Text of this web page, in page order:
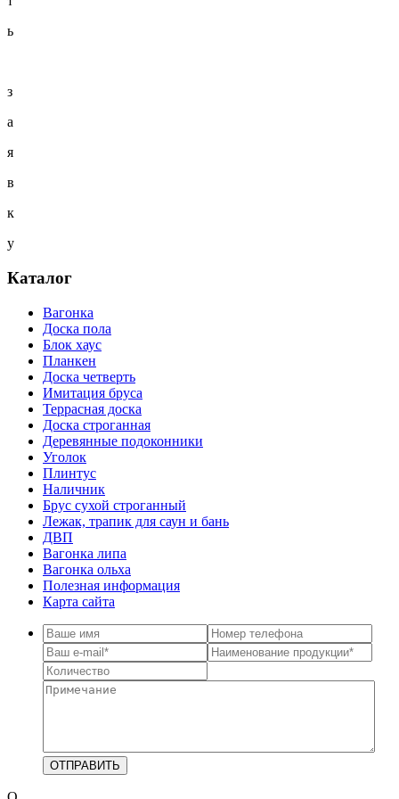
ь
з
а
я
в
к
у
Каталог
Вагонка
Доска пола
Блок хаус
Планкен
Доска четверть
Имитация бруса
Террасная доска
Доска строганная
Деревянные подоконники
Уголок
Плинтус
Наличник
Брус сухой строганный
Лежак, трапик для саун и бань
ДВП
Вагонка липа
Вагонка ольха
Полезная информация
Карта сайта